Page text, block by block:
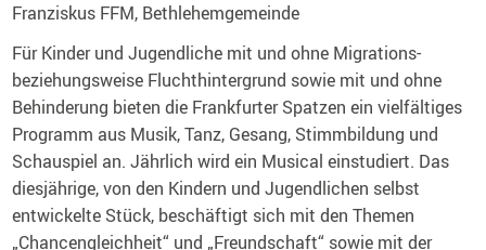
Franziskus FFM, Bethlehemgemeinde
Für Kinder und Jugendliche mit und ohne Migrations-
beziehungsweise Fluchthintergrund sowie mit und ohne
Behinderung bieten die Frankfurter Spatzen ein vielfältiges
Programm aus Musik, Tanz, Gesang, Stimmbildung und
Schauspiel an. Jährlich wird ein Musical einstudiert. Das
diesjährige, von den Kindern und Jugendlichen selbst
entwickelte Stück, beschäftigt sich mit den Themen
„Chancengleichheit“ und „Freundschaft“ sowie mit der